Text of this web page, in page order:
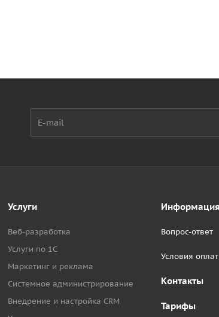
Услуги
Веб-разработка
Услуги по 1С
Маркетинг и реклама
Системное администрирование
Внедрение и настройка CRM
Информация
Вопрос-ответ
Условия
Контакты
Тарифы